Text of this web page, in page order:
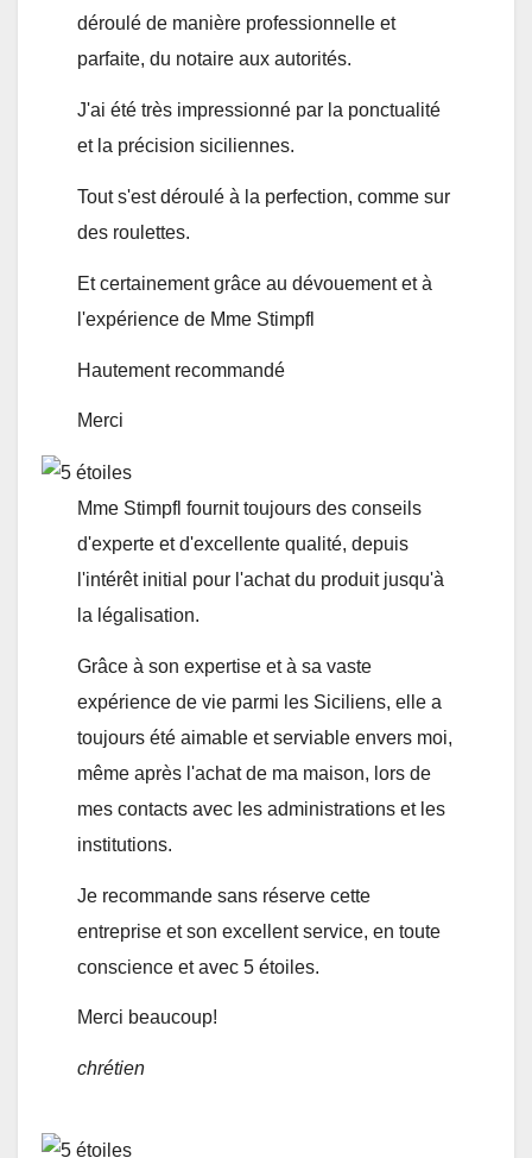
déroulé de manière professionnelle et
parfaite, du notaire aux autorités.
J'ai été très impressionné par la ponctualité
et la précision siciliennes.
Tout s'est déroulé à la perfection, comme sur
des roulettes.
Et certainement grâce au dévouement et à
l'expérience de Mme Stimpfl
Hautement recommandé
Merci
Mme Stimpfl fournit toujours des conseils
d'experte et d'excellente qualité, depuis
l'intérêt initial pour l'achat du produit jusqu'à
la légalisation.
Grâce à son expertise et à sa vaste
expérience de vie parmi les Siciliens, elle a
toujours été aimable et serviable envers moi,
même après l'achat de ma maison, lors de
mes contacts avec les administrations et les
institutions.
Je recommande sans réserve cette
entreprise et son excellent service, en toute
conscience et avec 5 étoiles.
Merci beaucoup!
chrétien